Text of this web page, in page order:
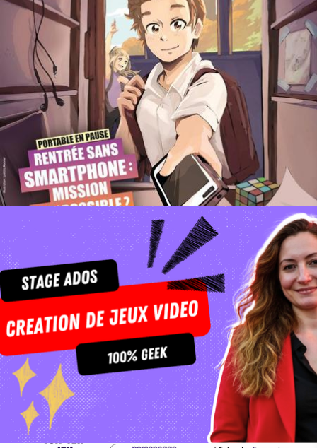
Boutique Geek Junior 17th October 2025
30th April 2024